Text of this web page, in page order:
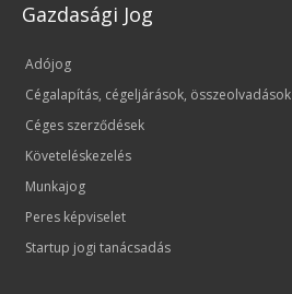
Gazdasági Jog
Adójog
Cégalapítás, cégeljárások, összeolvadások
Céges szerződések
Követeléskezelés
Munkajog
Peres képviselet
Startup jogi tanácsadás